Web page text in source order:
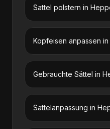
Sattel polstern in
Kopfeisen anpassen in
Gebrauchte Sättel in
Sattelanpassung in